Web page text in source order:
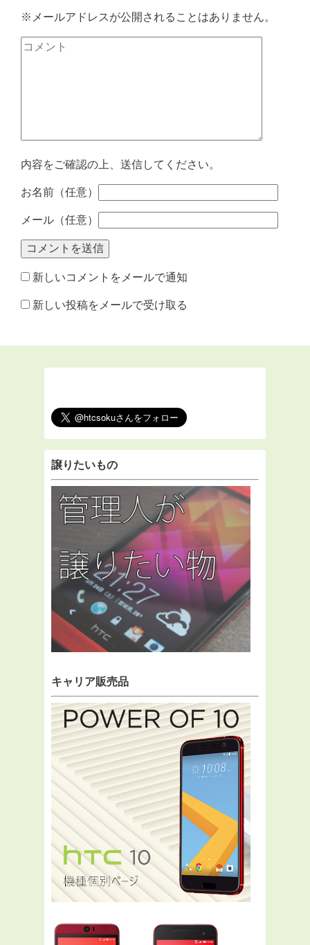
※メールアドレスが公開されることはありません。
内容をご確認の上、送信してください。
お名前（任意）
メール（任意）
新しいコメントをメールで通知
新しい投稿をメールで受け取る
譲りたいもの
キャリア販売品